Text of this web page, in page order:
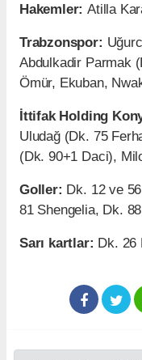
Hakemler: Atilla
Trabzonspor:
Abdulkadir Parmak
Ömür, Ekuban,
İttifak Holding
Uludağ (Dk. 75
(Dk. 90+1 Daci),
Goller: Dk. 12 ve
81 Shengelia, Dk.
Sarı kartlar: Dk. 26